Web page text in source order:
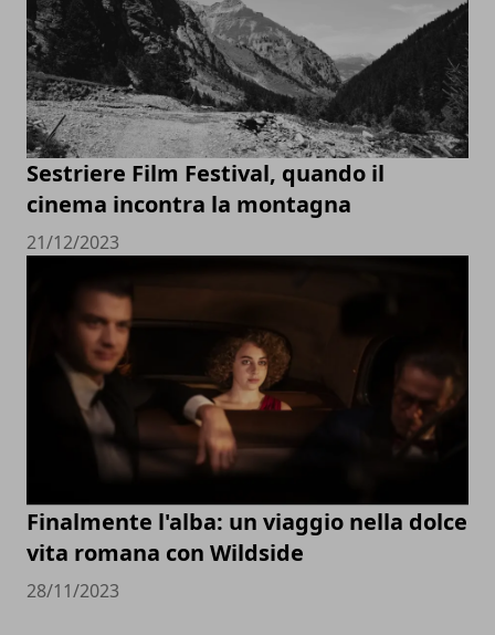
Sestriere Film Festival, quando il
cinema incontra la montagna
21/12/2023
Finalmente l'alba: un viaggio nella dolce
vita romana con Wildside
28/11/2023